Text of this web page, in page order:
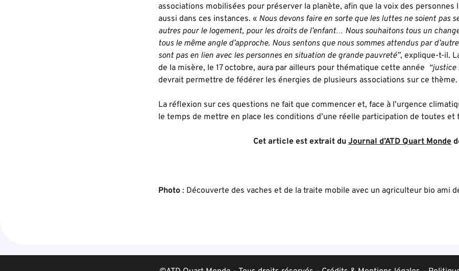
associations mobilisées pour préserver la planète, afin que la voix des
aussi dans ces instances. « Nous devons faire en sorte que les luttes ne soient pas
autres pour le logement, pour les droits de l’enfant… Nous souhaitons tous un
tous le même angle d’approche. Nous sentons que nous sommes attendus par
sont pas en lien avec les personnes en situation de grande pauvreté”, explique-t-il.
de la misère, le 17 octobre, aura par ailleurs pour thématique cette année “justice
devrait permettre de fédérer les énergies de plusieurs associations sur ce thème.
La réflexion sur ces questions ne fait que commencer et, face à l’urgence
le temps de mettre en place les conditions d’une réelle participation de toutes et
Cet article est extrait du Journal d’ATD Quart Monde
Photo : Découverte des vaches et de la traite mobile avec un agriculteur bio ami